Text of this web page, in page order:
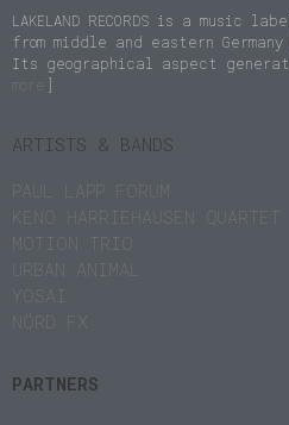
LAKELAND RECORDS is a
from middle and eastern
Its geographical aspect
]
ARTISTS & BANDS
PAUL LAPP FORUM
KENO HARRIEHAUSEN QUARTET
MOTION TRIO
URBAN ANIMAL
YOSAI
NÖRD FX
PARTNERS